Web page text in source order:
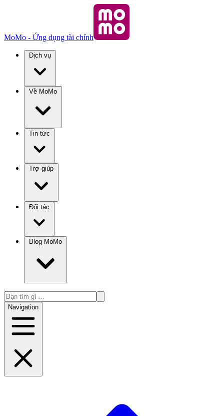
MoMo - Ứng dụng tài chính
Dịch vụ
Về MoMo
Tin tức
Trợ giúp
Đối tác
Blog MoMo
Navigation